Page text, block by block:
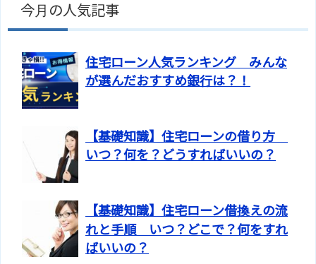
今月の人気記事
住宅ローン人気ランキング みんな
が選んだおすすめ銀行は？！
【基礎知識】住宅ローンの借り方
いつ？何を？どうすればいいの？
【基礎知識】住宅ローン借換えの流
れと手順 いつ？どこで？何をすれ
ばいいの？